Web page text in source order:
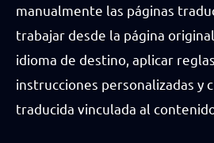
manualmente las páginas
trabajar desde la página
idioma de destino, aplicar
instrucciones personalizadas y
traducida vinculada al